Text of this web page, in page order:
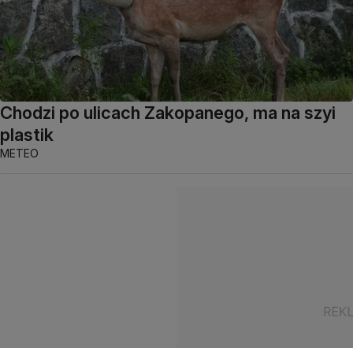
Chodzi po ulicach Zakopanego, ma na szyi
plastik
METEO